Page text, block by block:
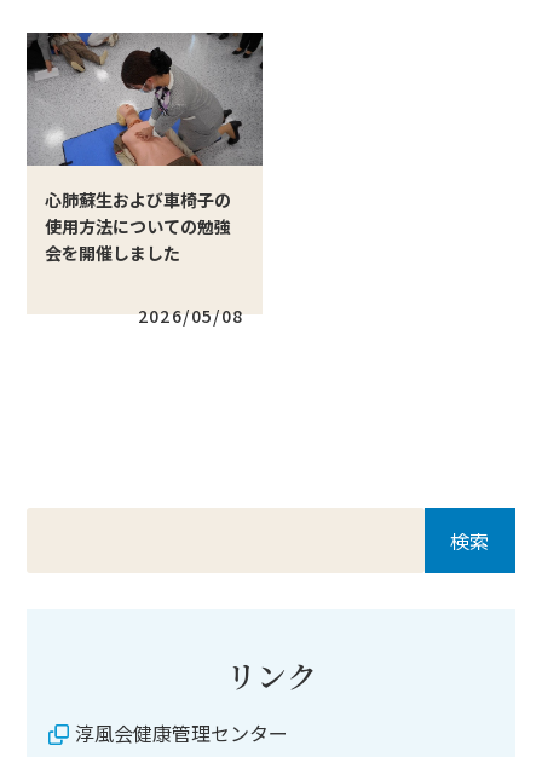
心肺蘇生および車椅子の
使用方法についての勉強
会を開催しました
2026/05/08
リンク
淳風会健康管理センター